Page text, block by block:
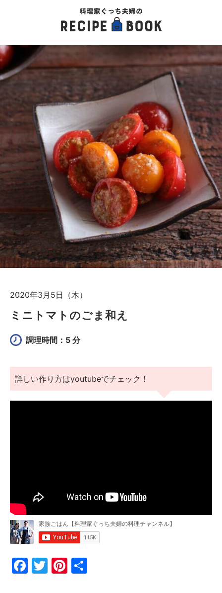
2020年3月5日（木）
ミニトマトのごま和え
調理時間：5 分
詳しい作り方はyoutubeでチェック！
F
T
Pi